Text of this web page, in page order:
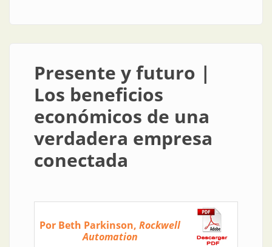
Presente y futuro |
Los beneficios
económicos de una
verdadera empresa
conectada
Por Beth Parkinson, Rockwell
Automation